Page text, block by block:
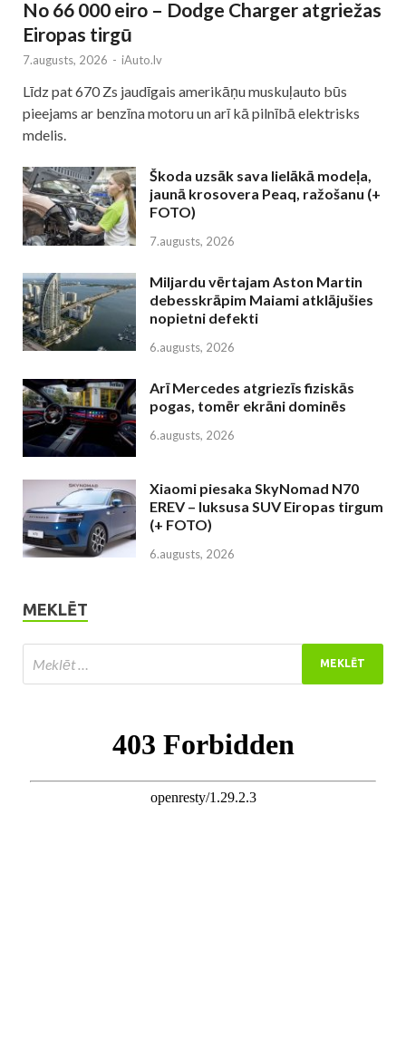
No 66 000 eiro – Dodge Charger atgriežas
Eiropas tirgū
7.augusts, 2026 - iAuto.lv
Līdz pat 670 Zs jaudīgais amerikāņu muskuļauto būs
pieejams ar benzīna motoru un arī kā pilnībā elektrisks
mdelis.
Škoda uzsāk sava lielākā modeļa,
jaunā krosovera Peaq, ražošanu (+
FOTO)
7.augusts, 2026
Miljardu vērtajam Aston Martin
debesskrāpim Maiami atklājušies
nopietni defekti
6.augusts, 2026
Arī Mercedes atgriezīs fiziskās
pogas, tomēr ekrāni dominēs
6.augusts, 2026
Xiaomi piesaka SkyNomad N70
EREV – luksusa SUV Eiropas tirgum
(+ FOTO)
6.augusts, 2026
MEKLĒT